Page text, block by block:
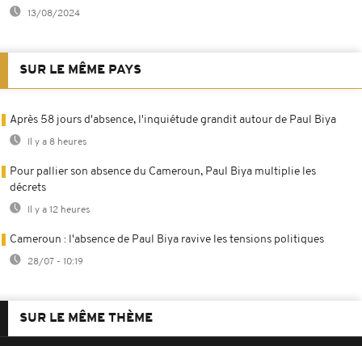
13/08/2024
SUR LE MÊME PAYS
Après 58 jours d'absence, l'inquiétude grandit autour de Paul Biya
Il y a 8 heures
Pour pallier son absence du Cameroun, Paul Biya multiplie les
décrets
Il y a 12 heures
Cameroun : l'absence de Paul Biya ravive les tensions politiques
28/07 - 10:19
SUR LE MÊME THÈME